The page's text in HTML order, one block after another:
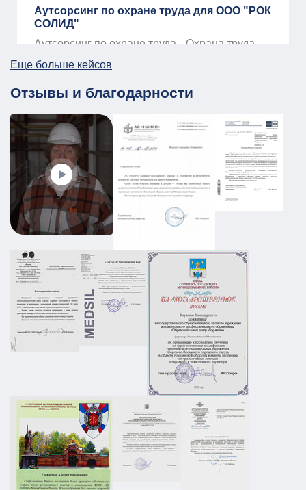
Аутсорсинг по охране труда для ООО "РОК
СОЛИД"
Аутсорсинг по охране труда
Охрана труда
ПЛДЧС для МБУ ДО «Образовательный
центр «Смена»
ГО и ЧС
ПДЛЧС
19.08.2025 ПОДРОБНЕЕ
Промышленный объект РТИ:
категорирование, Ситуационный план и
Плана охраны объекта
АТЗ Паспорт АТЗ Паспорт безопасности
Постановление Правительства №258
01.03.2026 ПОДРОБНЕЕ
ПЛДЧС для ООО "НС-Ойл"
ПОДРОБНЕЕ
Паспорт безопасности для предприятия
НПП в г. Москва
АТЗ Паспорт АТЗ
Еще больше кейсов
Отзывы и благодарности